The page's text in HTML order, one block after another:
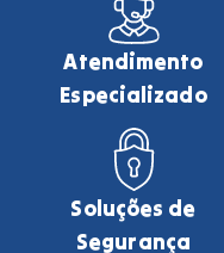
Atendimento
Especializado
Soluções de
Segurança